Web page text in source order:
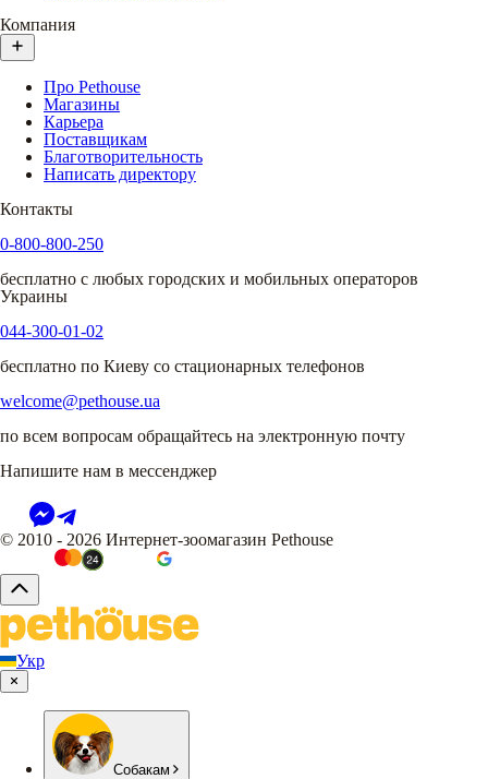
Компания
Про Pethouse
Магазины
Карьера
Поставщикам
Благотворительность
Написать директору
Контакты
0-800-800-250
бесплатно с любых городских и мобильных операторов
Украины
044-300-01-02
бесплатно по Киеву со стационарных телефонов
welcome@pethouse.ua
по всем вопросам обращайтесь на электронную почту
Напишите нам в мессенджер
© 2010 - 2026 Интернет-зоомагазин Pethouse
Укр
Собакам